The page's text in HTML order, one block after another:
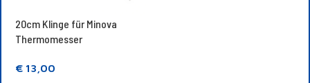
20cm Klinge für Minova
Thermomesser
€ 13,00